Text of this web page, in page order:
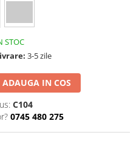
STOC
3-5 zile
ADAUGA IN COS
C104
0745 480 275